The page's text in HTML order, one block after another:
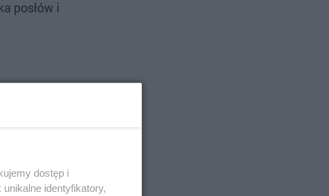
posłów i
dostęp i
identyfikatory,